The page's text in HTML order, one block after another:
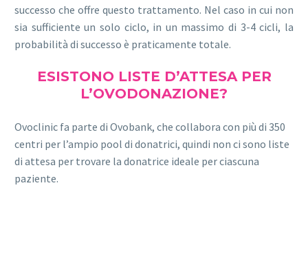
successo che offre questo trattamento. Nel caso in cui non
sia sufficiente un solo ciclo, in un massimo di 3-4 cicli, la
probabilità di successo è praticamente totale.
ESISTONO LISTE D’ATTESA PER
L’OVODONAZIONE?
Ovoclinic fa parte di Ovobank, che collabora con più di 350
centri per l’ampio pool di donatrici, quindi non ci sono liste
di attesa per trovare la donatrice ideale per ciascuna
paziente.